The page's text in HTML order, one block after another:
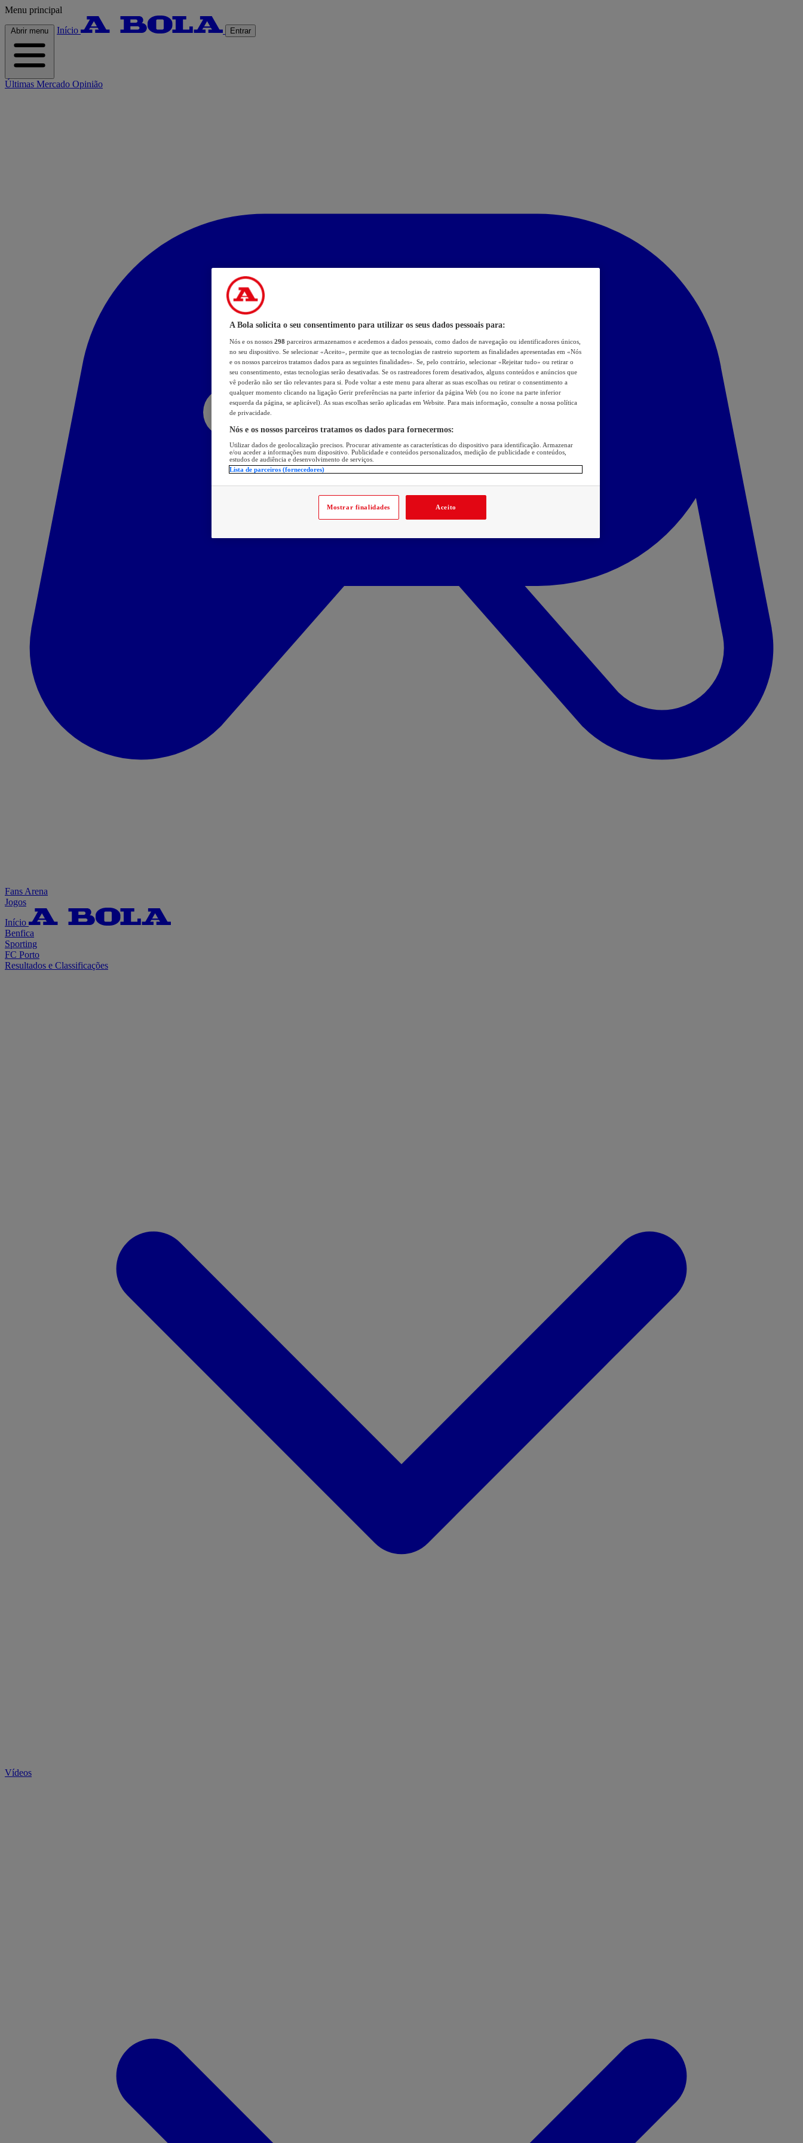
Menu principal
Abrir menu Início Entrar
Últimas Mercado Opinião
Fans Arena
Jogos
Início
Benfica
Sporting
FC Porto
Resultados e Classificações
Vídeos
A Bola solicita o seu consentimento para utilizar os seus dados pessoais para:
Nós e os nossos 298 parceiros armazenamos e acedemos a dados pessoais, como dados de navegação ou identificadores únicos,
no seu dispositivo. Se selecionar «Aceito», permite que as tecnologias de rastreio suportem as finalidades apresentadas em «Nós
e os nossos parceiros tratamos dados para as seguintes finalidades». Se, pelo contrário, selecionar «Rejeitar tudo» ou retirar o
seu consentimento, estas tecnologias serão desativadas. Se os rastreadores forem desativados, alguns conteúdos e anúncios que
vê poderão não ser tão relevantes para si. Pode voltar a este menu para alterar as suas escolhas ou retirar o consentimento a
qualquer momento clicando na ligação Gerir preferências na parte inferior da página Web (ou no ícone na parte inferior
esquerda da página, se aplicável). As suas escolhas serão aplicadas em Website. Para mais informação, consulte a nossa política
de privacidade.
Nós e os nossos parceiros tratamos os dados para fornecermos:
Utilizar dados de geolocalização precisos. Procurar ativamente as características do dispositivo para identificação. Armazenar
e/ou aceder a informações num dispositivo. Publicidade e conteúdos personalizados, medição de publicidade e conteúdos,
estudos de audiência e desenvolvimento de serviços.
Lista de parceiros (fornecedores)
Mostrar finalidades Aceito